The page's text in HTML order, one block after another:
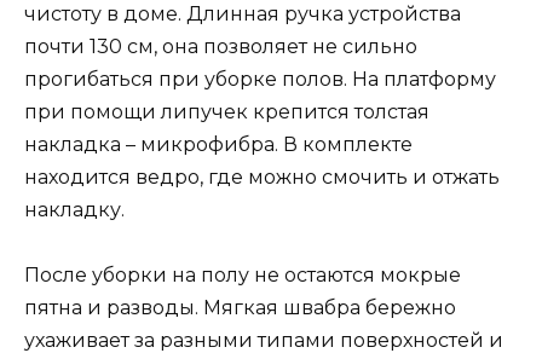
чистоту в доме. Длинная ручка устройства
почти 130 см, она позволяет не сильно
прогибаться при уборке полов. На платформу
при помощи липучек крепится толстая
накладка – микрофибра. В комплекте
находится ведро, где можно смочить и отжать
накладку.
После уборки на полу не остаются мокрые
пятна и разводы. Мягкая швабра бережно
ухаживает за разными типами поверхностей и